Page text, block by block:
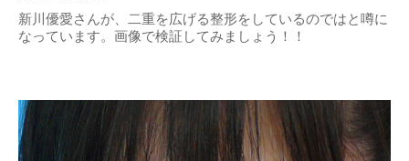
新川優愛さんが、二重を広げる整形をしているのではと噂に
なっています。画像で検証してみましょう！！